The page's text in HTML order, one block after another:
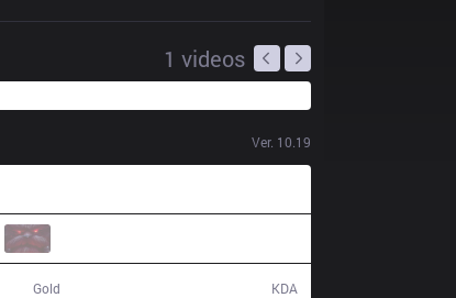
1 videos
Ver. 10.19
Gold KDA